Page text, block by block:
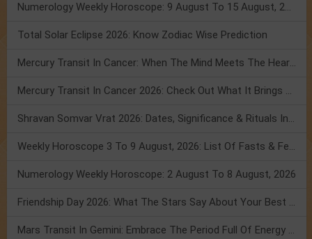
Numerology Weekly Horoscope: 9 August To 15 August, 2026
Total Solar Eclipse 2026: Know Zodiac Wise Prediction
Mercury Transit In Cancer: When The Mind Meets The Heart!
Mercury Transit In Cancer 2026: Check Out What It Brings For You
Shravan Somvar Vrat 2026: Dates, Significance & Rituals In August
Weekly Horoscope 3 To 9 August, 2026: List Of Fasts & Festivals
Numerology Weekly Horoscope: 2 August To 8 August, 2026
Friendship Day 2026: What The Stars Say About Your Best Friend!
Mars Transit In Gemini: Embrace The Period Full Of Energy & Intelligence